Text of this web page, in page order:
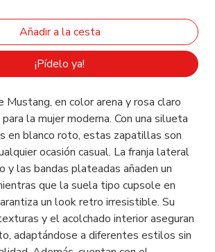
¡Pídelo ya!
Mustang, en color arena y rosa claro
la mujer moderna. Con una silueta
en blanco roto, estas zapatillas son
ocasión casual. La franja lateral
y las bandas plateadas añaden un
que la suela tipo cupsole en
un look retro irresistible. Su
y el acolchado interior aseguran
adaptándose a diferentes estilos sin